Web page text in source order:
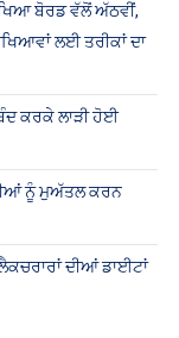
ਬੋਰਡ ਵੱਲੋਂ ਅੱਠਵੀਂ,
ਲਈ ਤਰੀਕਾਂ ਦਾ
ਕਰਕੇ ਲਾੜੀ ਹੋਈ
ਨੂੰ ਮੁਅੱਤਲ ਕਰਨ
ਦੀਆਂ ਡਾਈਟਾਂ